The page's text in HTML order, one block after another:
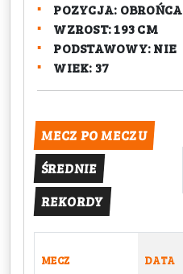
POZYCJA: OBROŃCA
WZROST: 193 CM
PODSTAWOWY: NIE
WIEK: 37
MECZ PO MECZU
ŚREDNIE
REKORDY
MECZ DATA